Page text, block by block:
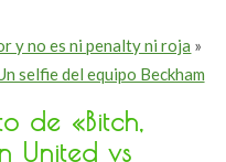
y no es ni penalty ni roja »
selfie del equipo Beckham
de «Bitch,
United vs